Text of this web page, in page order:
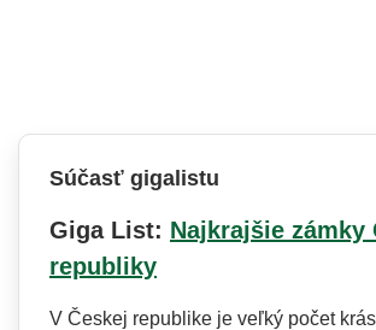
Súčasť gigalistu
Giga List: Najkrajšie zámky
republiky
V Českej republike je veľký počet